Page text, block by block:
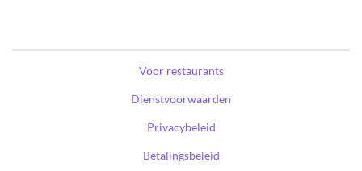
Voor restaurants
Dienstvoorwaarden
Privacybeleid
Betalingsbeleid